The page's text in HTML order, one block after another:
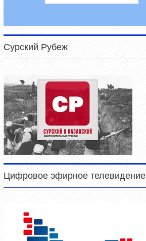
Сурский Рубеж
Цифровое эфирное телевидение